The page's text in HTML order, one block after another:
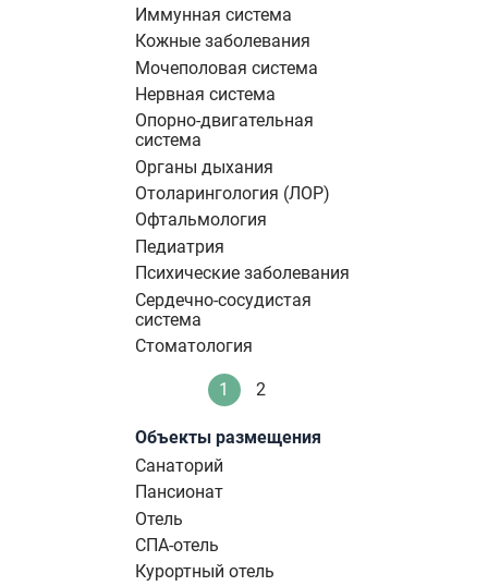
Иммунная система
Кожные заболевания
Мочеполовая система
Нервная система
Опорно-двигательная
система
Органы дыхания
Отоларингология (ЛОР)
Офтальмология
Педиатрия
Психические заболевания
Сердечно-сосудистая
система
Стоматология
Нумерация
страниц Текущая
1 Стандартное
2
Объекты размещения
Санаторий
Пансионат
Отель
СПА-отель
Курортный отель